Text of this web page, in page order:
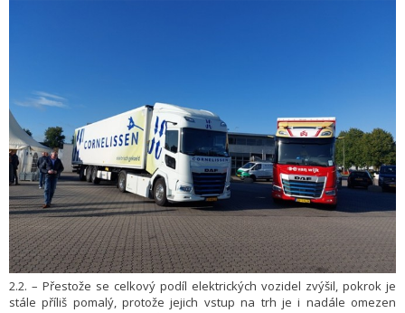
2.2. – Přestože se celkový podíl elektrických vozidel zvýšil, pokrok je
stále příliš pomalý, protože jejich vstup na trh je i nadále omezen